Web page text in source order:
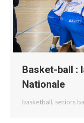
Basket-ball :
Nationale
basketball, seniors